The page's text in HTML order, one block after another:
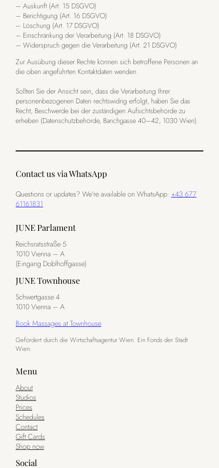
– Auskunft (Art. 15 DSGVO)
– Berichtigung (Art. 16 DSGVO)
– Löschung (Art. 17 DSGVO)
– Einschränkung der Verarbeitung (Art. 18 DSGVO)
– Widerspruch gegen die Verarbeitung (Art. 21 DSGVO)
Zur Ausübung dieser Rechte können sich betroffene Personen an
die oben angeführten Kontaktdaten wenden.
Sollten Sie der Ansicht sein, dass die Verarbeitung Ihrer
personenbezogenen Daten rechtswidrig erfolgt, haben Sie das
Recht, Beschwerde bei der zuständigen Aufsichtsbehörde zu
erheben (Datenschutzbehörde, Barichgasse 40–42, 1030 Wien).
Contact us via WhatsApp
Questions or updates? We’re available on WhatsApp: +43 677
61161831
JUNE Parlament
Reichsratsstraße 5
1010 Vienna – A
(Eingang Doblhoffgasse)
JUNE Townhouse
Schwertgasse 4
1010 Vienna – A
Book Massages at Townhouse
Gefördert durch die Wirtschaftsagentur Wien. Ein Fonds der Stadt
Wien.
Menu
About
Studios
Prices
Schedules
Contact
Gift Cards
Shop now
Social